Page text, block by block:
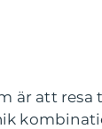
är att resa